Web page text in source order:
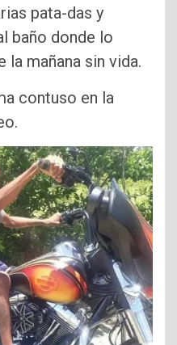
pata-das y
baño donde lo
la mañana sin vida.
contuso en la